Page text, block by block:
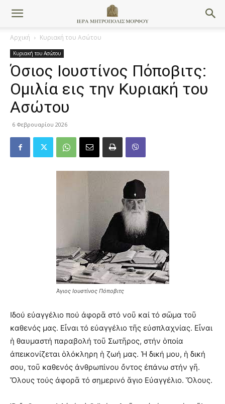
Αρχική Κυριακή του Ασώτου
Κυριακή του Ασώτου
Όσιος Ιουστίνος Πόποβιτς:
Ομιλία εις την Κυριακή του
Ασώτου
6 Φεβρουαρίου 2026
Άγιος Ιουστίνος Πόποβιτς
Iδού εὐαγγέλιο πού ἀφορᾶ στό νοῦ καί τό σῶμα τοῦ
καθενός μας. Εἶναι τό εὐαγγέλιο τῆς εὐσπλαχνίας. Εἶναι
ἡ θαυμαστή παραβολή τοῦ Σωτῆρος, στήν ὁποία
ἀπεικονίζεται ὁλόκληρη ἡ ζωή μας. Ἡ δική μου, ἡ δική
σου, τοῦ καθενός ἀνθρωπίνου ὄντος ἐπάνω στήν γῆ.
Ὅλους τούς ἀφορᾶ τό σημερινό ἅγιο Εὐαγγέλιο. Ὅλους.